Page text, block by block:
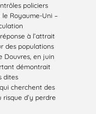
policiers
Royaume-Uni –
à l’attrait
des populations
Douvres, en juin
démontrait
dites
cherchent des
d’y perdre